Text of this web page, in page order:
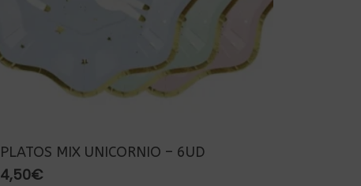
PLATOS MIX UNICORNIO – 6UD
4,50€